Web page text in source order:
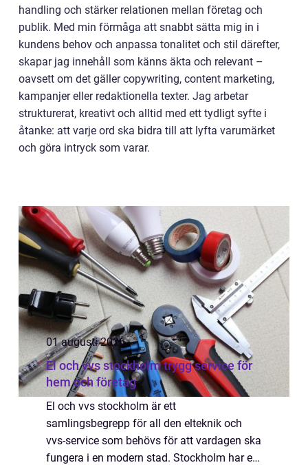
handling och stärker relationen mellan företag och
publik. Med min förmåga att snabbt sätta mig in i
kundens behov och anpassa tonalitet och stil därefter,
skapar jag innehåll som känns äkta och relevant –
oavsett om det gäller copywriting, content marketing,
kampanjer eller redaktionella texter. Jag arbetar
strukturerat, kreativt och alltid med ett tydligt syfte i
åtanke: att varje ord ska bidra till att lyfta varumärket
och göra intryck som varar.
01 augusti 2026
El och vvs stockholm trygg service för
hem och företag
El och vvs stockholm är ett
samlingsbegrepp för all den elteknik och
vvs-service som behövs för att vardagen ska
fungera i en modern stad. Stockholm har ett